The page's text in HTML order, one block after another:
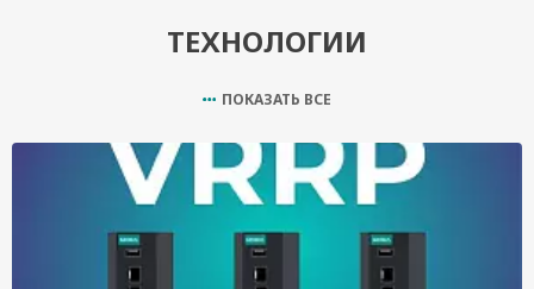
ТЕХНОЛОГИИ
ПОКАЗАТЬ ВСЕ